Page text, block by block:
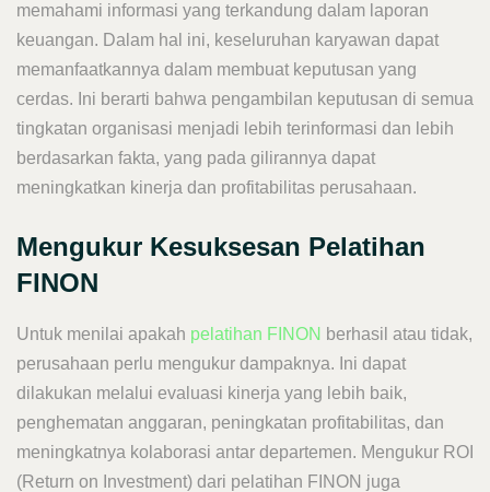
memahami informasi yang terkandung dalam laporan
keuangan. Dalam hal ini, keseluruhan karyawan dapat
memanfaatkannya dalam membuat keputusan yang
cerdas. Ini berarti bahwa pengambilan keputusan di semua
tingkatan organisasi menjadi lebih terinformasi dan lebih
berdasarkan fakta, yang pada gilirannya dapat
meningkatkan kinerja dan profitabilitas perusahaan.
Mengukur Kesuksesan Pelatihan
FINON
Untuk menilai apakah pelatihan FINON berhasil atau tidak,
perusahaan perlu mengukur dampaknya. Ini dapat
dilakukan melalui evaluasi kinerja yang lebih baik,
penghematan anggaran, peningkatan profitabilitas, dan
meningkatnya kolaborasi antar departemen. Mengukur ROI
(Return on Investment) dari pelatihan FINON juga